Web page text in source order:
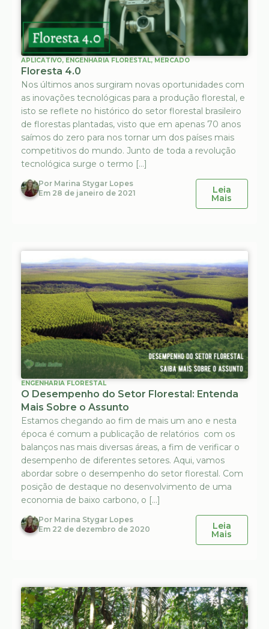
APLICATIVO, ENGENHARIA FLORESTAL, MERCADO
Floresta 4.0
Nos últimos anos surgiram novas oportunidades com
as inovações tecnológicas para a produção florestal, e
isto se reflete no histórico do setor florestal brasileiro
de florestas plantadas, visto que em apenas 70 anos
saímos do zero para nos tornar um dos países mais
competitivos do mundo. Junto de toda a revolução
tecnológica surge o termo […]
Por Marina Stygar Lopes
Em 28 de janeiro de 2021 Leia
Mais
ENGENHARIA FLORESTAL
O Desempenho do Setor Florestal: Entenda
Mais Sobre o Assunto
Estamos chegando ao fim de mais um ano e nesta
época é comum a publicação de relatórios com os
balanços nas mais diversas áreas, a fim de verificar o
desempenho de diferentes setores. Aqui, vamos
abordar sobre o desempenho do setor florestal. Com
posição de destaque no desenvolvimento de uma
economia de baixo carbono, o […]
Por Marina Stygar Lopes
Em 22 de dezembro de 2020 Leia
Mais